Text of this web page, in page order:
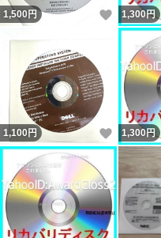
1,500 円 いいね！
1,300円
1,100円 いいね！
1,300円